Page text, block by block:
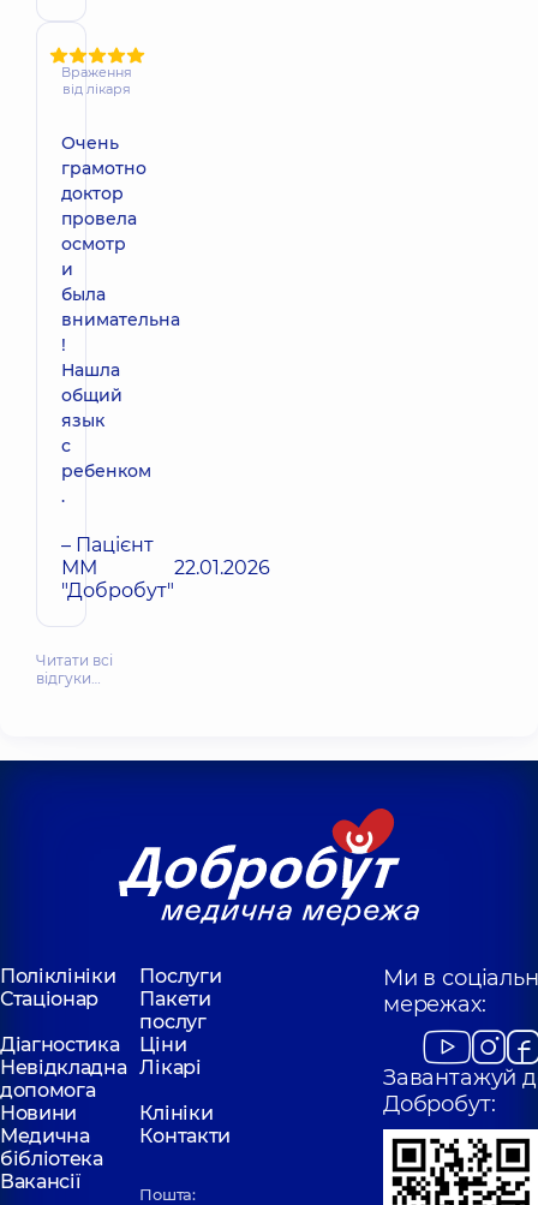
Враження
від лікаря
Очень
грамотно
доктор
провела
осмотр
и
была
внимательна
!
Нашла
общий
язык
с
ребенком
.
– Пацієнт
ММ
"Добробут"
22.01.2026
Читати всі
відгуки…
Поліклініки
Послуги
Стаціонар
Пакети
послуг
Діагностика
Ціни
Невідкладна
допомога
Лікарі
Новини
Клініки
Медична
бібліотека
Контакти
Вакансії
Пошта:
Ми в
мережах:
Завантажуй
Добробут: